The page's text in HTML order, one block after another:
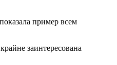
пример всем
заинтересована